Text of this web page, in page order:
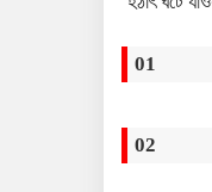
01
02